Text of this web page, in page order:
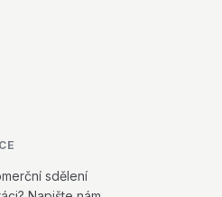
sdělení